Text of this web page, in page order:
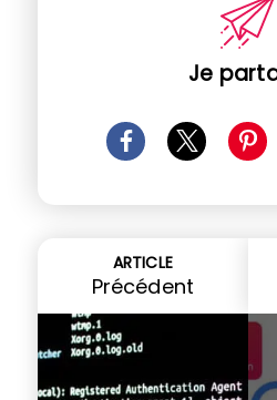
Je
ARTICLE
Précédent